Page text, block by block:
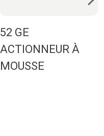
52 GE
ACTIONNEUR À
MOUSSE